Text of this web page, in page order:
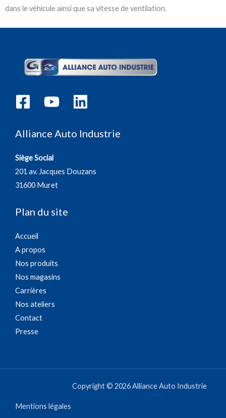
dans le véhicule ainsi que sa vitesse de ventilation.
Alliance Auto Industrie
Siège Social
201 av. Jacques Douzans
31600 Muret
Plan du site
Accueil
A propos
Nos produits
Nos magasins
Carrières
Nos ateliers
Contact
Presse
Copyright © 2026 Alliance Auto Industrie
Mentions légales